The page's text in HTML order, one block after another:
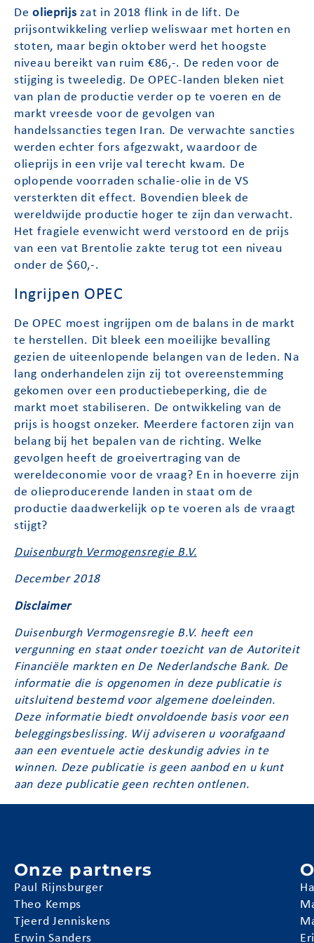
Deolieprijs zat in 2018 flink in de lift. De
prijsontwikkeling verliep weliswaar met horten en
stoten, maar begin oktober werd het hoogste
niveau bereikt van ruim €86,-. De reden voor de
stijging is tweeledig. De OPEC-landen bleken niet
van plan de productie verder op te voeren en de
markt vreesde voor de gevolgen van
handelssancties tegen Iran. De verwachte sancties
werden echter fors afgezwakt, waardoor de
olieprijs in een vrije val terecht kwam. De
oplopende voorraden schalie-olie in de VS
versterkten dit effect. Bovendien bleek de
wereldwijde productie hoger te zijn dan verwacht.
Het fragiele evenwicht werd verstoord en de prijs
van een vat Brentolie zakte terug tot een niveau
onder de $60,-.
Ingrijpen OPEC
De OPEC moest ingrijpen om de balans in de markt
te herstellen. Dit bleek een moeilijke bevalling
gezien de uiteenlopende belangen van de leden. Na
lang onderhandelen zijn zij tot overeenstemming
gekomen over een productiebeperking, die de
markt moet stabiliseren. De ontwikkeling van de
prijs is hoogst onzeker. Meerdere factoren zijn van
belang bij het bepalen van de richting. Welke
gevolgen heeft de groeivertraging van de
wereldeconomie voor de vraag? En in hoeverre zijn
de olieproducerende landen in staat om de
productie daadwerkelijk op te voeren als de vraagt
stijgt?
Duisenburgh Vermogensregie B.V.
December 2018
Disclaimer
Duisenburgh Vermogensregie B.V. heeft een
vergunning en staat onder toezicht van de Autoriteit
Financiële markten en De Nederlandsche Bank. De
informatie die is opgenomen in deze publicatie is
uitsluitend bestemd voor algemene doeleinden.
Deze informatie biedt onvoldoende basis voor een
beleggingsbeslissing. Wij adviseren u voorafgaand
aan een eventuele actie deskundig advies in te
winnen. Deze publicatie is geen aanbod en u kunt
aan deze publicatie geen rechten ontlenen.
Onze partners
Paul Rijnsburger
Theo Kemps
Tjeerd Jenniskens
Erwin Sanders